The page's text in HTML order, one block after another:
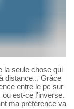
la seule chose qui
distance... Grâce
entre le pc sur
ou est-ce l'inverse.
ma préférence va